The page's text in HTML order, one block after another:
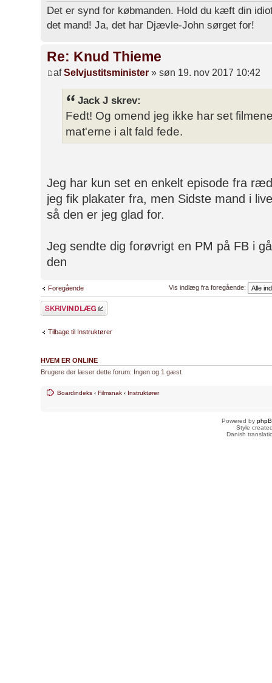
Det er synd for købmanden. Hold du kæft din
det mand! Ja, det har Djævle-John sørget for!
Re: Knud Thieme
afSelvjustitsminister » søn 19. nov 2017 10:42
Jack J skrev:
Fedt! Og omend jeg ikke har set
mat'erne i alt fald fede.
Jeg har kun set en enkelt episode fra
jeg fik plakater fra, men Sidste mand i
så den er jeg glad for.
Jeg sendte dig forøvrigt en PM på FB i
den
Foregående Vis indlæg fra foregående:
Skriv et svar
Tilbage til Instruktører
HVEM ER ONLINE
Brugere der læser dette forum: Ingen og 1 gæst
Boardindeks ‹ Filmsnak ‹ Instruktører
Powered by
Style
Danish